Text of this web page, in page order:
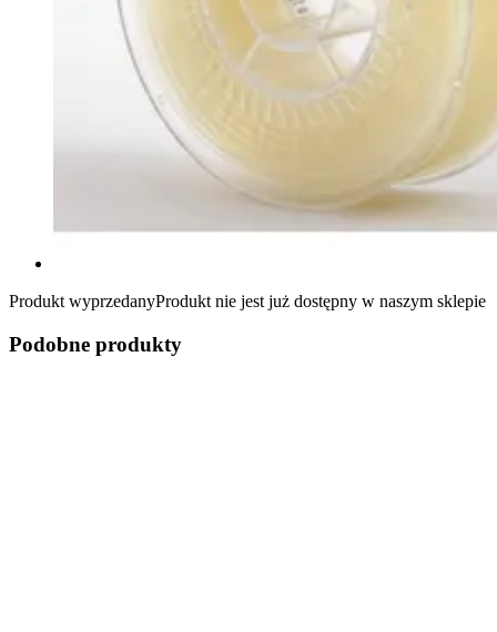
Produkt wyprzedanyProdukt nie jest już dostępny w naszym sklepie
Podobne produkty